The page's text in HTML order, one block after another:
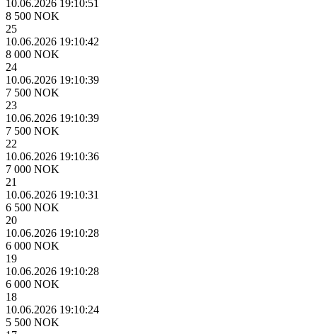
10.06.2026 19:10:51
8 500 NOK
25
10.06.2026 19:10:42
8 000 NOK
24
10.06.2026 19:10:39
7 500 NOK
23
10.06.2026 19:10:39
7 500 NOK
22
10.06.2026 19:10:36
7 000 NOK
21
10.06.2026 19:10:31
6 500 NOK
20
10.06.2026 19:10:28
6 000 NOK
19
10.06.2026 19:10:28
6 000 NOK
18
10.06.2026 19:10:24
5 500 NOK